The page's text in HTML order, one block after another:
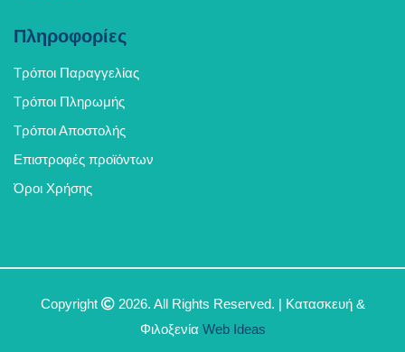
Πληροφορίες
Τρόποι Παραγγελίας
Τρόποι Πληρωμής
Τρόποι Αποστολής
Επιστροφές προϊόντων
Όροι Χρήσης
Copyright
2026. All Rights Reserved. | Κατασκευή &
Φιλοξενία Web Ideas